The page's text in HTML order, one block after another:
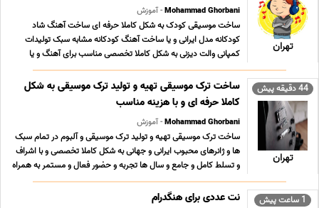
تهران
Mohammad Ghorbani- آموزش
ساخت موسیقی کودک به شکل کاملا حرفه ای ساخت آهنگ شاد
کودکانه مدل ایرانی و یا ساخت آهنگ کودکانه مشابه سبک تولیدات
کمپانی والت دیزنی به شکل کاملا تخصصی مناسب برای آهنگ و یا
آلبوم موسیقی کودک مناسب برای ساخت موسیقی متن نمایش و یا
فیلم و یا انیمیشن کودکانه مناسب برای مهد کودک ها و ... ...
44 دقیقه پیش
تهران
ساخت ترک موسیقی تهیه و تولید ترک موسیقی به شکل
کاملا حرفه ای و با هزینه مناسب
Mohammad Ghorbani- آموزش
ساخت ترک موسیقی تهیه و تولید ترک موسیقی و آلبوم در تمام سبک
ها و ژانرهای محبوب ایرانی و جهانی به شکل کاملا تخصصی و با اشراف
و تسلط کامل و جامع و سال ها تجربه و حضور فعال و مستمر به همراه
نمونه کارهای قوی در سبکهای مختلف و تعرفه های بسیار مناسب ؛
استثنایی و حداقلی تولید محتوای فاخ ... ...
1 ساعت پیش نت عددی برای هنگدرام